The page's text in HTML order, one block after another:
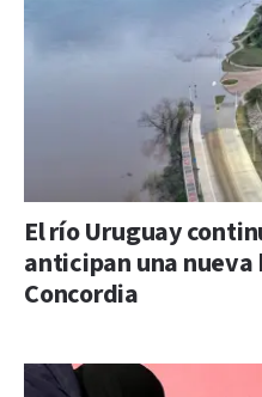
El río Uruguay
anticipan una nueva
Concordia